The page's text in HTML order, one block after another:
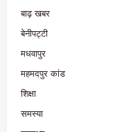
बाढ़ खबर
बेनीपट्टी
मधवापुर
महमदपुर कांड
शिक्षा
समस्या